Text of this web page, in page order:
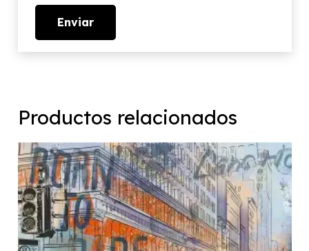
Productos relacionados